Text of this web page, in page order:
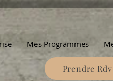
Mes Programmes
Prendre Rdv